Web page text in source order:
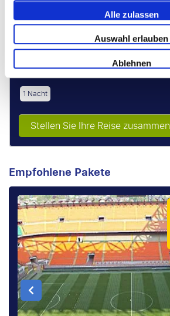
Alle zulassen
Auswahl erlauben
Ablehnen
Sitze auf der Längsseite, Unterrang (Ecke)
Sitzplätze garantiert nebeneinander
1 Nacht
Stellen Sie Ihre Reise zusammen
Empfohlene Pakete